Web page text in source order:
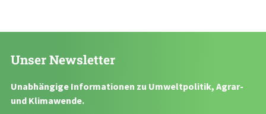
Unser Newsletter
Unabhängige Informationen zu Umweltpolitik, Agrar-
und Klimawende.